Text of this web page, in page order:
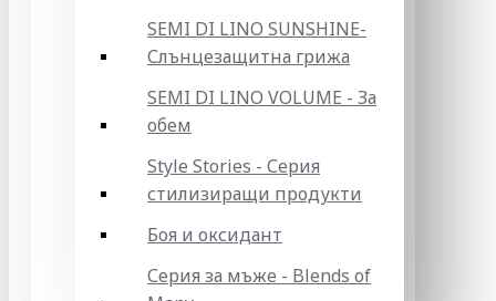
SEMI DI LINO SUNSHINE-
Слънцезащитна грижа
SEMI DI LINO VOLUME - За
обем
Style Stories - Серия
стилизиращи продукти
Боя и оксидант
Серия за мъже - Blends of